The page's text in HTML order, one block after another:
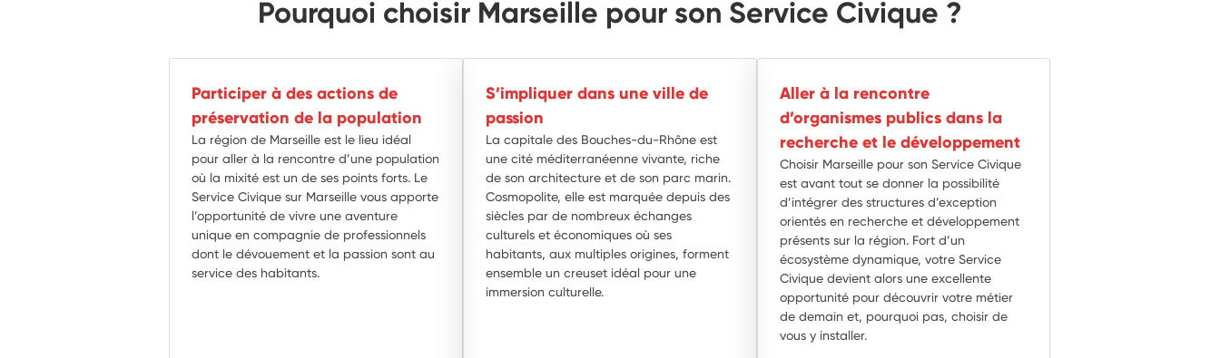
Pourquoi choisir Marseille pour son Service Civique ?
Participer à des actions de
préservation de la population
La région de Marseille est le lieu idéal
pour aller à la rencontre d’une population
où la mixité est un de ses points forts. Le
Service Civique sur Marseille vous apporte
l’opportunité de vivre une aventure
unique en compagnie de professionnels
dont le dévouement et la passion sont au
service des habitants.
S’impliquer dans une ville de
passion
La capitale des Bouches-du-Rhône est
une cité méditerranéenne vivante, riche
de son architecture et de son parc marin.
Cosmopolite, elle est marquée depuis des
siècles par de nombreux échanges
culturels et économiques où ses
habitants, aux multiples origines, forment
ensemble un creuset idéal pour une
immersion culturelle.
Aller à la rencontre
d’organismes publics dans la
recherche et le développement
Choisir Marseille pour son Service Civique
est avant tout se donner la possibilité
d’intégrer des structures d’exception
orientés en recherche et développement
présents sur la région. Fort d’un
écosystème dynamique, votre Service
Civique devient alors une excellente
opportunité pour découvrir votre métier
de demain et, pourquoi pas, choisir de
vous y installer.